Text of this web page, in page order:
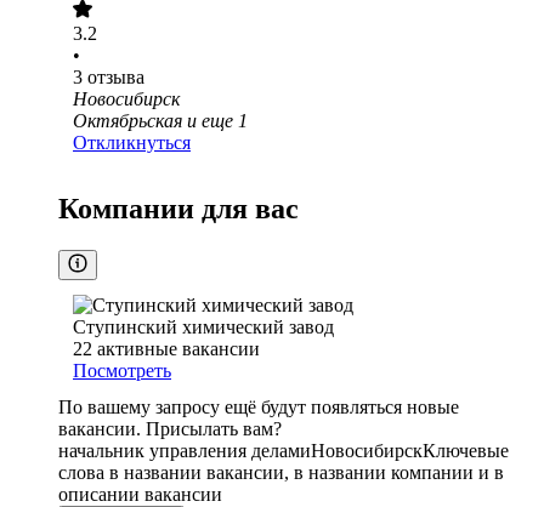
3.2
•
3 отзыва
Новосибирск
Октябрьская и еще 1
Откликнуться
Компании для вас
Ступинский химический завод
22 активные вакансии
Посмотреть
По вашему запросу ещё будут появляться новые
вакансии. Присылать вам?
начальник управления деламиНовосибирскКлючевые
слова в названии вакансии, в названии компании и в
описании вакансии